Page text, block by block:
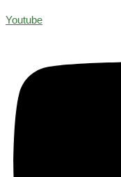
Youtube